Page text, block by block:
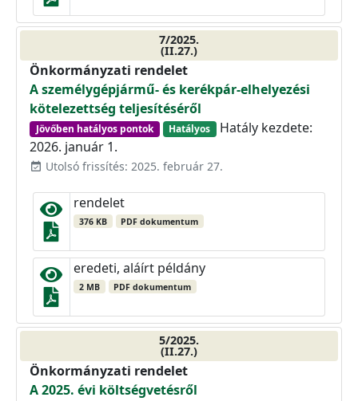
7/2025.
(II.27.)
Önkormányzati rendelet
A személygépjármű- és kerékpár-elhelyezési
kötelezettség teljesítéséről
Jövőben hatályos pontok Hatályos
Hatály kezdete:
2026. január 1.
event_available Utolsó frissítés: 2025. február 27.
rendelet
376 KB PDF dokumentum
eredeti, aláírt példány
2 MB PDF dokumentum
5/2025.
(II.27.)
Önkormányzati rendelet
A 2025. évi költségvetésről